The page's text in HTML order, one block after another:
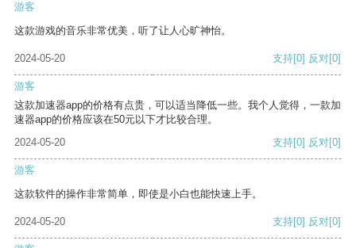
游客
这款游戏的音乐非常优美，听了让人心旷神怡。
2024-05-20 支持[0] 反对[0]
游客
这款加速器app的价格有点贵，可以适当降低一些。我个人觉得，一款加
速器app的价格应该在50元以下才比较合理。
2024-05-20
支持[0] 反对[0]
游客
这款软件的操作非常简单，即使是小白也能快速上手。
2024-05-20 支持[0] 反对[0]